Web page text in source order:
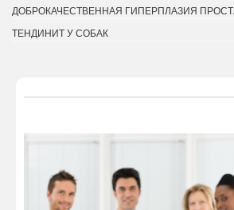
ДОБРОКАЧЕСТВЕННАЯ ГИПЕРПЛАЗИЯ
ТЕНДИНИТ У СОБАК